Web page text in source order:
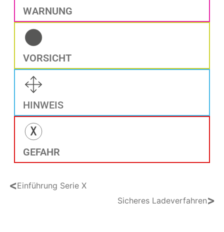
WARNUNG
VORSICHT
HINWEIS
GEFAHR
<Einführung Serie X
Sicheres Ladeverfahren>